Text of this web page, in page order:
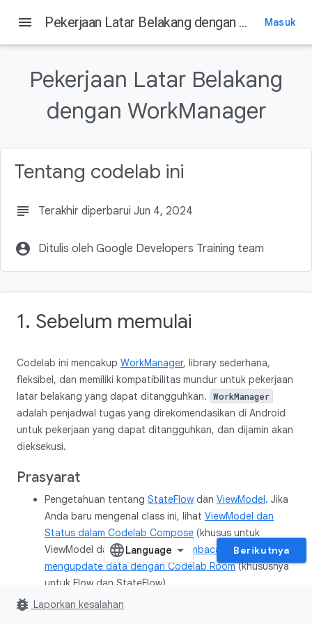
1. Sebelum memulai
Prasyarat
Yang akan Anda pelajari
Yang akan Anda lakukan
menu Pekerjaan Latar Belakang dengan WorkManager Masuk
Pekerjaan Latar Belakang
dengan WorkManager
Tentang codelab ini
subject Terakhir diperbarui Jun 4, 2024
account_circle Ditulis oleh Google Developers Training team
1. Sebelum memulai
Codelab ini mencakup WorkManager, library sederhana,
fleksibel, dan memiliki kompatibilitas mundur untuk pekerjaan
latar belakang yang dapat ditangguhkan.
WorkManager
adalah penjadwal tugas yang direkomendasikan di Android
untuk pekerjaan yang dapat ditangguhkan, dan dijamin akan
dieksekusi.
Prasyarat
Pengetahuan tentang StateFlow dan ViewModel. Jika
Anda baru mengenal class ini, lihat ViewModel dan
Status dalam Codelab Compose (khusus untuk
ViewModel dan Status) atau Membaca dan
mengupdate data dengan Codelab Room(khususnya
untuk Flow dan StateFlow).
Pengetahuan tentang repositori dan injeksi
Berikutnya
bug_report Laporkan kesalahan